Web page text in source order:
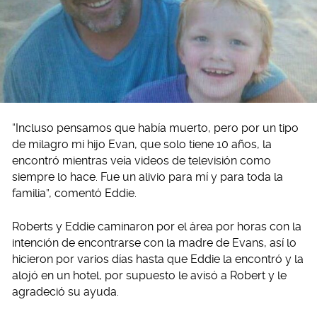
“Incluso pensamos que había muerto, pero por un tipo
de milagro mi hijo Evan, que solo tiene 10 años, la
encontró mientras veía videos de televisión como
siempre lo hace. Fue un alivio para mí y para toda la
familia”, comentó Eddie.
Roberts y Eddie caminaron por el área por horas con la
intención de encontrarse con la madre de Evans, así lo
hicieron por varios días hasta que Eddie la encontró y la
alojó en un hotel, por supuesto le avisó a Robert y le
agradeció su ayuda.